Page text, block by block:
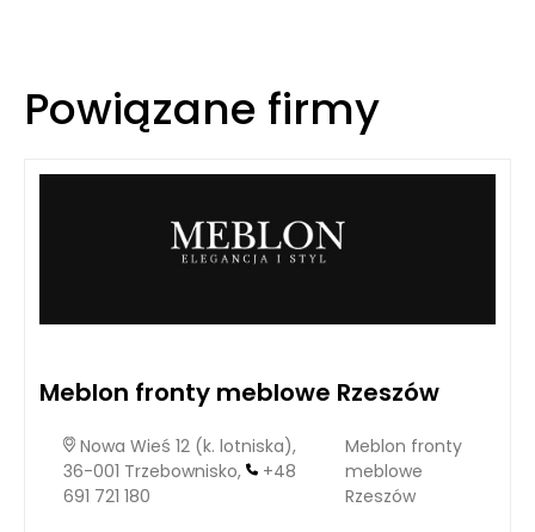
Powiązane firmy
Meblon fronty meblowe Rzeszów
Nowa Wieś 12 (k. lotniska),
36-001 Trzebownisko,
+48
691 721 180
Meblon fronty
meblowe
Rzeszów